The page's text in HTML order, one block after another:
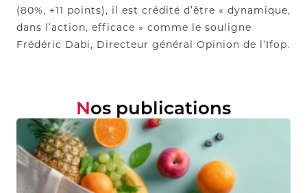
(80%, +11 points), il est crédité d’être « dynamique,
dans l’action, efficace » comme le souligne
Frédéric Dabi, Directeur général Opinion de l’Ifop.
Nos publications